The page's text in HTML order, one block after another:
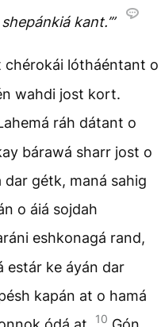
kant.’”
chérokái lótháéntant o
wahdi jost kort.
ráh dátant o
bárawá sharr jost o
dar gétk, maná sahig
o áiá sojdah
eshkonagá rand,
estár ke áyán dar
kapán at o hamá
10